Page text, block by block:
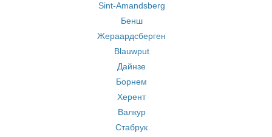
Sint-Amandsberg
Бенш
Жераардсберген
Blauwput
Дайнзе
Борнем
Херент
Валкур
Стабрук